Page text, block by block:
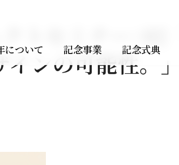
について 記念事業 記念式典
トセミナー
インの可能性。